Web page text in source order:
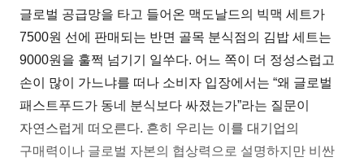
글로벌 공급망을 타고 들어온 맥도날드의 빅맥 세트가
7500원 선에 판매되는 반면 골목 분식점의 김밥 세트는
9000원을 훌쩍 넘기기 일쑤다. 어느 쪽이 더 정성스럽고
손이 많이 가느냐를 떠나 소비자 입장에서는 “왜 글로벌
패스트푸드가 동네 분식보다 싸졌는가”라는 질문이
자연스럽게 떠오른다. 흔히 우리는 이를 대기업의
구매력이나 글로벌 자본의 협상력으로 설명하지만 비싼